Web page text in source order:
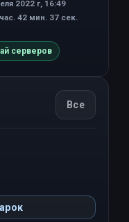
2022 г, 16:49
42 мин. 37 сек.
серверов
Все